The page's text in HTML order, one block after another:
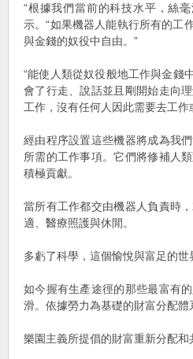
“根據我們當前的科技水平，絲
示。“如果機器人能執行所有的工
與金錢的奴役中自由。”
“能使人類從奴役般地工作與金錢
會了行走、說話並且剛開始走向
工作，沒有任何人因此需要去工
經由程序設置這些機器將成為我
所需的工作事項。它們將修補人
積極貢獻。
當所有工作都交由機器人負責時
適、醫療照護與休閒。
多虧了科學，這個愉悅與富足的
如今握有生產途徑的那些最富有
滑。依據勞力為基礎的財富分配
樂園主義所提倡的財富重新分配